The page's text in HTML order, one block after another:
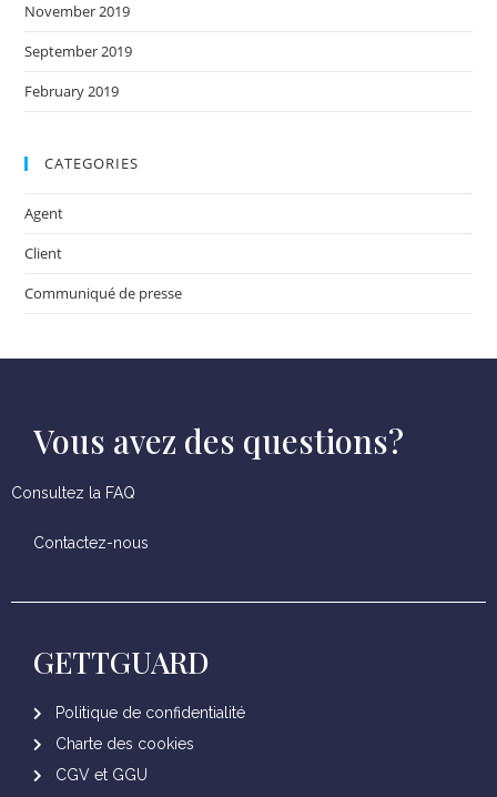
November 2019
September 2019
February 2019
CATEGORIES
Agent
Client
Communiqué de presse
Vous avez des questions?
Consultez la FAQ
Contactez-nous
GETTGUARD
Politique de confidentialité
Charte des cookies
CGV et GGU